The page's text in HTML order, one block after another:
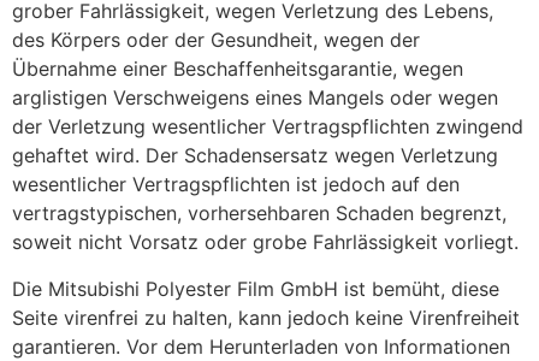
grober Fahrlässigkeit, wegen Verletzung des Lebens,
des Körpers oder der Gesundheit, wegen der
Übernahme einer Beschaffenheitsgarantie, wegen
arglistigen Verschweigens eines Mangels oder wegen
der Verletzung wesentlicher Vertragspflichten zwingend
gehaftet wird. Der Schadensersatz wegen Verletzung
wesentlicher Vertragspflichten ist jedoch auf den
vertragstypischen, vorhersehbaren Schaden begrenzt,
soweit nicht Vorsatz oder grobe Fahrlässigkeit vorliegt.
Die Mitsubishi Polyester Film GmbH ist bemüht, diese
Seite virenfrei zu halten, kann jedoch keine Virenfreiheit
garantieren. Vor dem Herunterladen von Informationen